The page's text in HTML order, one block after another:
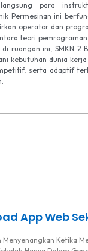
para
Permesinan ini
operator dan
teori
ruangan ini, SMKN 2
kebutuhan dunia
serta adaptif
App Web
Ketika